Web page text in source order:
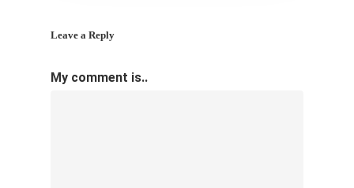
Leave a Reply
My comment is..